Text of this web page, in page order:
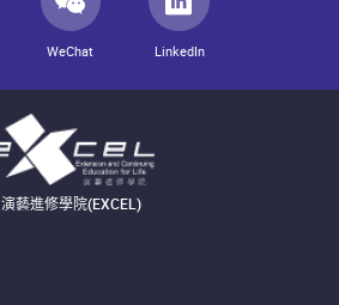
WeChat LinkedIn
演藝進修學院(EXCEL)